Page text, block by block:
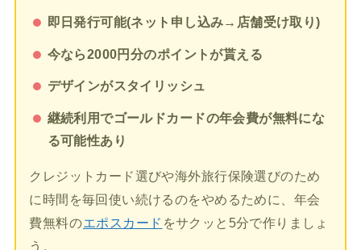
即日発行可能(ネット申し込み→店舗受け取り)
今なら2000円分のポイントが貰える
デザインがスタイリッシュ
継続利用でゴールドカードの年会費が無料にな
る可能性あり
クレジットカード選びや海外旅行保険選びのため
に時間を毎回使い続けるのをやめるために、年会
費無料のエポスカード をサクッと5分で作りましょ
う。